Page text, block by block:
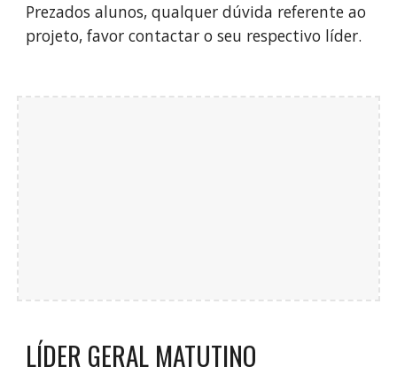
Prezados alunos, qualquer dúvida referente ao
projeto, favor contactar o seu respectivo líder.
LÍDER GERAL MATUTINO